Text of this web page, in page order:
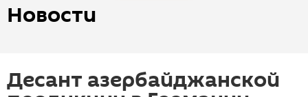
Новости
Десант азербайджанской